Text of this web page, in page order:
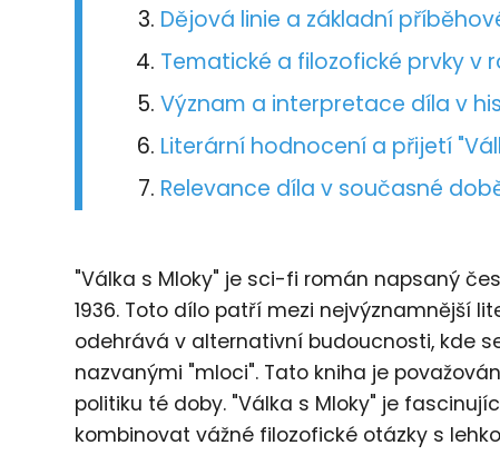
Dějová linie a základní
Tematické a filozofické prvky v
Význam a interpretace díla v
Literární hodnocení a přijetí
Relevance díla v současné
"Válka s Mloky" je sci-fi román napsaný
1936. Toto dílo patří mezi nejvýznamnější
odehrává v alternativní budoucnosti, kde
nazvanými "mloci". Tato kniha je
politiku té doby. "Válka s Mloky" je
kombinovat vážné filozofické otázky s